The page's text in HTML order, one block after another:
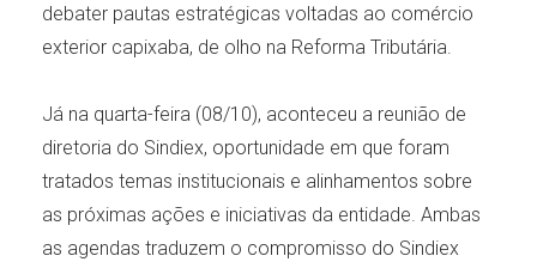
debater pautas estratégicas voltadas ao comércio
exterior capixaba, de olho na Reforma Tributária.
Já na quarta-feira (08/10), aconteceu a reunião de
diretoria do Sindiex, oportunidade em que foram
tratados temas institucionais e alinhamentos sobre
as próximas ações e iniciativas da entidade. Ambas
as agendas traduzem o compromisso do Sindiex